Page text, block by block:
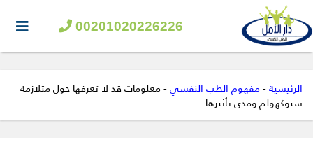
00201020226226
الرئيسية-مفهوم الطب النفسي-معلومات قد لا تعرفها حول متلازمة
ستوكهولم ومدى تأثيرها